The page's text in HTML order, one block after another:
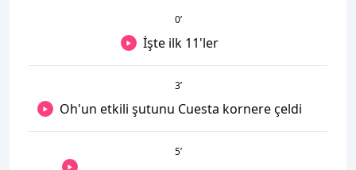
0’
İşte ilk 11'ler
3’
Oh'un etkili şutunu Cuesta kornere çeldi
5’